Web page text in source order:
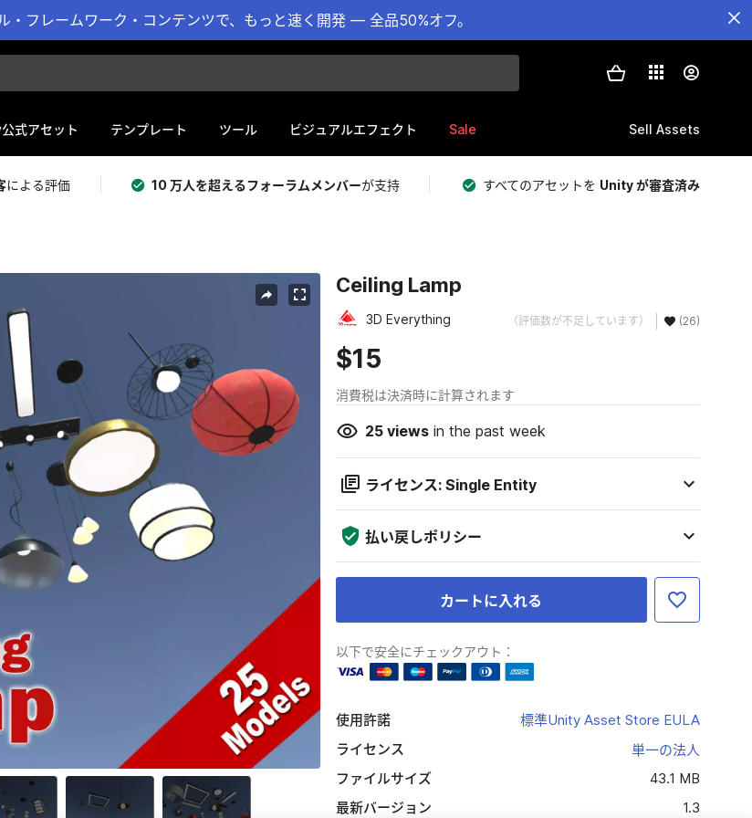
・フレームワーク・コンテンツで、もっと速く開発 — 全品50%オフ。
式アセット テンプレート ツール ビジュアルエフェクト Sale Sell Assets
による評価 10 万人を超えるフォーラムメンバーが支持 すべてのアセットを Unity が審査済み
Ceiling Lamp
3D Everything （評価数が不足しています） (26)
$15
消費税は決済時に計算されます
25viewsin the past week
ライセンス: Single Entity
払い戻しポリシー
カートに入れる
以下で安全にチェックアウト：
使用許諾
標準Unity Asset Store EULA
ライセンス
単一の法人
ファイルサイズ
43.1 MB
最新バージョン
1.3